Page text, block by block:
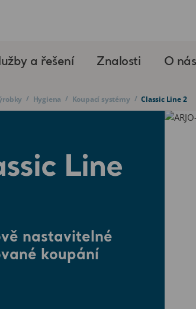
a řešení Znalosti O nás
/ Hygiena / Koupací systémy / Classic Line 2
Line
nastavitelné
koupání